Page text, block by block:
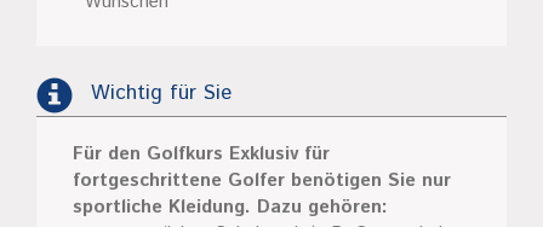
Wichtig für Sie
Für den Golfkurs Exklusiv für
fortgeschrittene Golfer benötigen Sie nur
sportliche Kleidung. Dazu gehören: